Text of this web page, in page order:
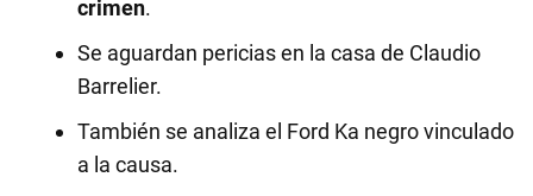
crimen.
Se aguardan pericias en la casa de Claudio
Barrelier.
También se analiza el Ford Ka negro vinculado
a la causa.